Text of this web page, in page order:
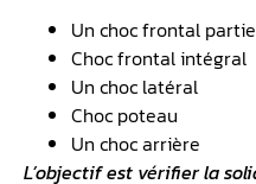
Un choc frontal
Choc frontal intégral
Un choc latéral
Choc poteau
Un choc arrière
L’objectif est vérifier la